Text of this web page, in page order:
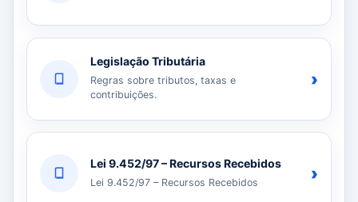
Legislação Tributária
Regras sobre tributos, taxas e
contribuições.
›
Lei 9.452/97 – Recursos Recebidos
Lei 9.452/97 – Recursos Recebidos ›